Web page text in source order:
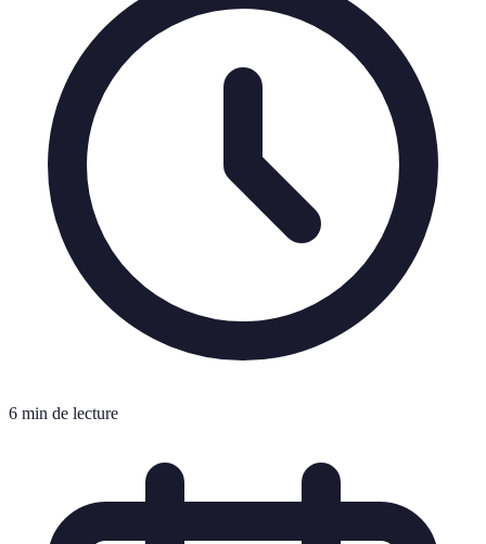
6 min de lecture